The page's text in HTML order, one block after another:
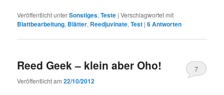
Veröffentlicht unterSonstiges,Teste |Verschlagwortet mit
Blattbearbeitung, Blätter, Reedjuvinate,Test |6Antworten
Reed Geek – klein aber Oho!
Veröffentlicht am22/10/2012
7